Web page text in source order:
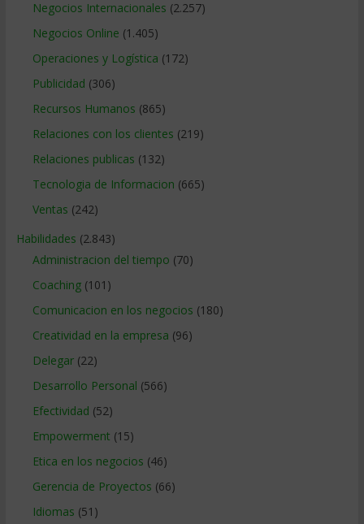
Negocios Internacionales (2.257)
Negocios Online (1.405)
Operaciones y Logística (172)
Publicidad (306)
Recursos Humanos (865)
Relaciones con los clientes (219)
Relaciones publicas (132)
Tecnologia de Informacion (665)
Ventas (242)
Habilidades (2.843)
Administracion del tiempo (70)
Coaching(101)
Comunicacion en los negocios (180)
Creatividad en la empresa (96)
Delegar(22)
Desarrollo Personal (566)
Efectividad (52)
Empowerment (15)
Etica en los negocios (46)
Gerencia de Proyectos (66)
Idiomas (51)